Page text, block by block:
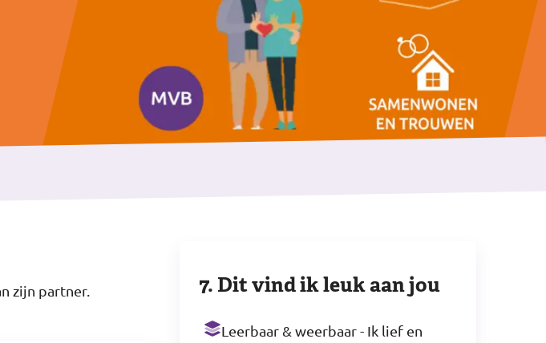
zijn partner. 7. Dit vind ik leuk aan jou
Leerbaar & weerbaar - Ik lief en